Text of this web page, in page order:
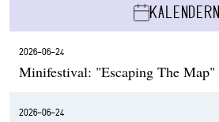
KALENDERN
2026-06-24
Minifestival: "Escaping The Map"
2026-06-24